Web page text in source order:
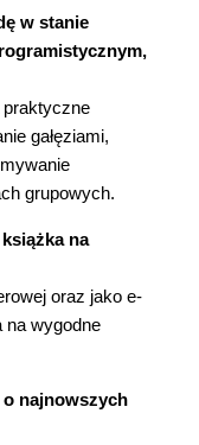
folderów
w stanie
praktyczne
gałęziami,
grupowych.
na
oraz jako e-
na wygodne
najnowszych